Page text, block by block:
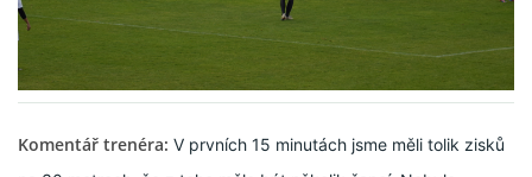
MLADŠÍ ŽÁCI
Komentář trenéra: V prvních 15 minutách jsme měli tolik zisků